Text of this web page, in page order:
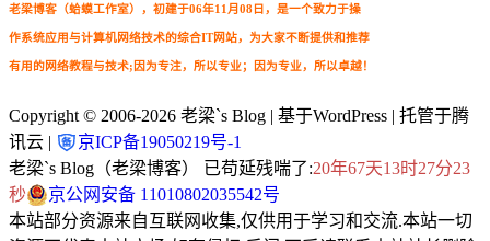
老梁博客（蛤蟆工作室），初建于06年11月08日，是一个致力于操
作系统应用与计算机网络技术的综合IT网站，为大家不断提供和推荐
有用的网络教程与技术;因为专注，所以专业；因为专业，所以卓越！
Copyright © 2006-2026 老梁`s Blog | 基于WordPress | 托管于腾
讯云 |
京ICP备19050219号-1
老梁`s Blog（老梁博客） 已苟延残喘了:20年67天13时27分23
秒
京公网安备 11010802035542号
本站部分资源来自互联网收集,仅供用于学习和交流.本站一切